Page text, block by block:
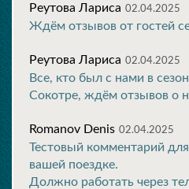
Реутова Лариса 02.04.2025
Ждём отзывов от гостей
Реутова Лариса 02.04.2025
Все, кто был с нами в
Сокотре, ждём отзывов о
Romanov Denis 02.04.2025
Тестовый комментарий
вашей поездке.
Должно работать через